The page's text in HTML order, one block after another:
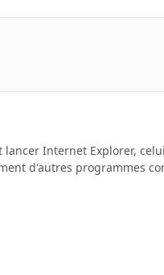
Internet Explorer,
d'autres programmes